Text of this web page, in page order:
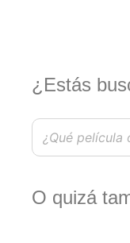
¿Estás
O quizá